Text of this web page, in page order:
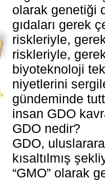
olarak genetiği
gıdaları gerek
riskleriyle,
riskleriyle,
biyoteknoloji
niyetlerini
gündeminde
insan GDO
GDO nedir?
GDO,
kısaltılmış
“GMO” olarak